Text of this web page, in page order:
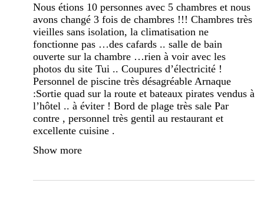
Nous étions 10 personnes avec 5 chambres et nous
avons changé 3 fois de chambres !!! Chambres très
vieilles sans isolation, la climatisation ne
fonctionne pas …des cafards .. salle de bain
ouverte sur la chambre …rien à voir avec les
photos du site Tui .. Coupures d’électricité !
Personnel de piscine très désagréable Arnaque
:Sortie quad sur la route et bateaux pirates vendus à
l’hôtel .. à éviter ! Bord de plage très sale Par
contre , personnel très gentil au restaurant et
excellente cuisine .
Show more